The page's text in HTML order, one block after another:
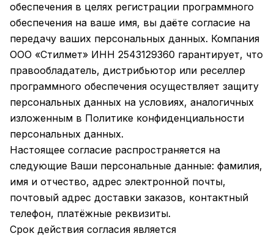
обеспечения в целях регистрации программного
обеспечения на ваше имя, вы даёте согласие на
передачу ваших персональных данных. Компания
ООО «Стилмет» ИНН 2543129360 гарантирует, что
правообладатель, дистрибьютор или реселлер
программного обеспечения осуществляет защиту
персональных данных на условиях, аналогичных
изложенным в Политике конфиденциальности
персональных данных.
Настоящее согласие распространяется на
следующие Ваши персональные данные: фамилия,
имя и отчество, адрес электронной почты,
почтовый адрес доставки заказов, контактный
телефон, платёжные реквизиты.
Срок действия согласия является